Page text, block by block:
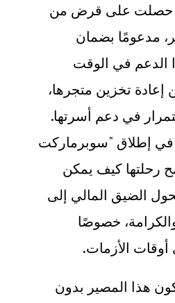
حصلت على قرض من
مدعومًا بضمان
الدعم في الوقت
تخزين متجرها،
في دعم أسرتها.
في إطلاق "سوبرماركت
رحلتها كيف يمكن
الضيق المالي إلى
خصوصًا
الأزمات.
هذا المصير بدون